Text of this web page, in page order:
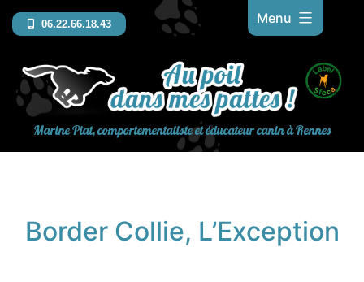
Aller
au
contenu
Marine Piat, comportementaliste et éducateur canin à Rennes
Menu
06.22.66.18.43
Border Collie, L’Exception